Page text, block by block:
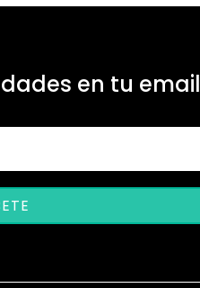
en tu email